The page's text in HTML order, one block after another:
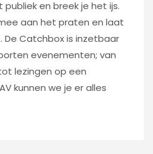
en breek je het ijs.
aan het praten en laat
De Catchbox is inzetbaar
evenementen; van
lezingen op een
kunnen we je er alles